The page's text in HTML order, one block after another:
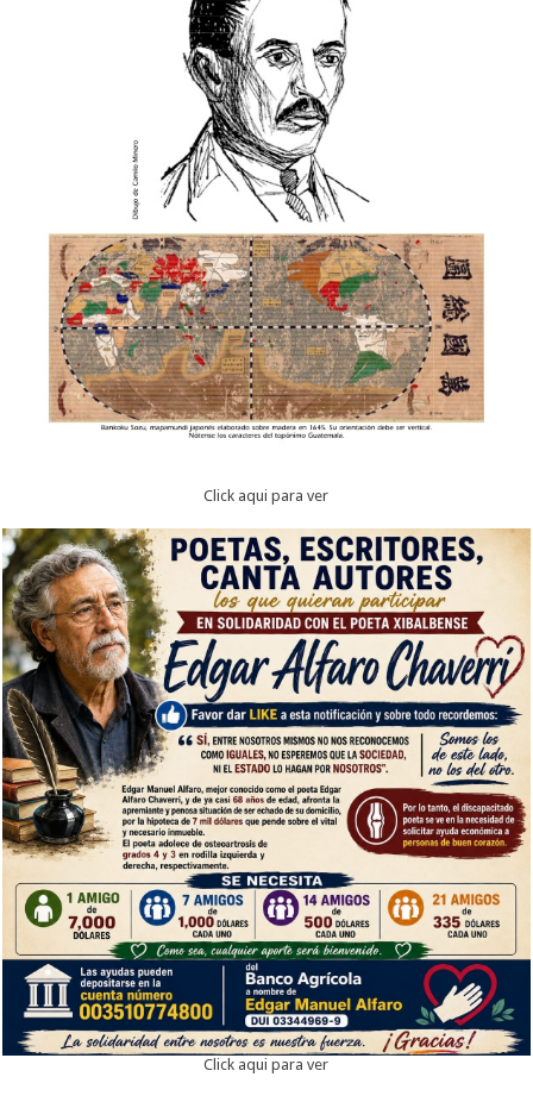
Click aqui para ver
Click aqui para ver